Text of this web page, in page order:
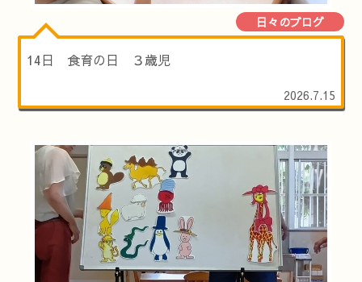
日々のブログ
14日 食育の日 ３歳児
2026.7.15